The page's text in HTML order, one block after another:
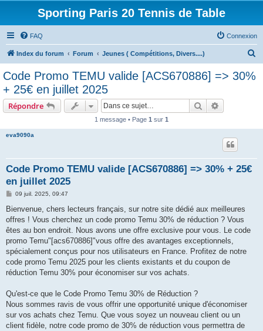
Sporting Paris 20 Tennis de Table
FAQ Connexion
Index du forum Forum Jeunes ( Compétitions, Divers....)
Code Promo TEMU valide [ACS670886] => 30%
+ 25€ en juillet 2025
Répondre Rechercher
1 message • Page 1 sur 1
eva9090a
Code Promo TEMU valide [ACS670886] => 30% + 25€
en juillet 2025
M
s
a
g
09 juil. 2025, 09:47
Bienvenue, chers lecteurs français, sur notre site dédié aux meilleures
offres ! Vous cherchez un code promo Temu 30% de réduction ? Vous
êtes au bon endroit. Nous avons une offre exclusive pour vous. Le code
promo Temu"[acs670886]"vous offre des avantages exceptionnels,
spécialement conçus pour nos utilisateurs en France. Profitez de notre
code promo Temu 2025 pour les clients existants et du coupon de
réduction Temu 30% pour économiser sur vos achats.
Qu'est-ce que le Code Promo Temu 30% de Réduction ?
Nous sommes ravis de vous offrir une opportunité unique d'économiser
sur vos achats chez Temu. Que vous soyez un nouveau client ou un
client fidèle, notre code promo de 30% de réduction vous permettra de